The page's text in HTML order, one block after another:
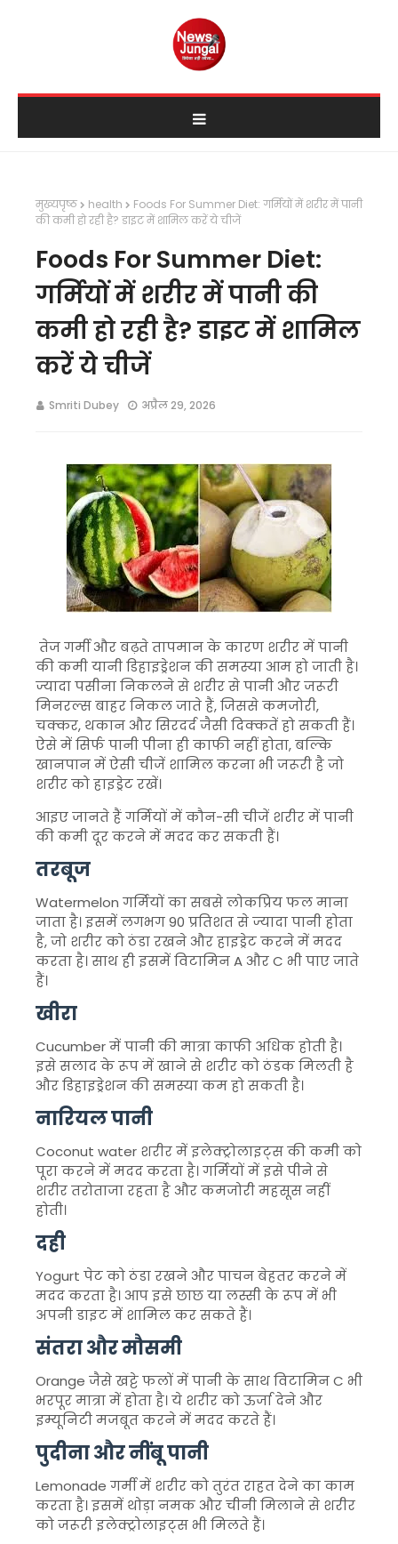
मुख्यपृष्ठ health
Foods For Summer Diet: गर्मियों में शरीर में पानी
की कमी हो रही है? डाइट में शामिल करें ये चीजें
Foods For Summer Diet:
गर्मियों में शरीर में पानी की
कमी हो रही है? डाइट में शामिल
करें ये चीजें
Smriti Dubey अप्रैल 29, 2026
तेज गर्मी और बढ़ते तापमान के कारण शरीर में पानी
की कमी यानी डिहाइड्रेशन की समस्या आम हो जाती है।
ज्यादा पसीना निकलने से शरीर से पानी और जरूरी
मिनरल्स बाहर निकल जाते हैं, जिससे कमजोरी,
चक्कर, थकान और सिरदर्द जैसी दिक्कतें हो सकती हैं।
ऐसे में सिर्फ पानी पीना ही काफी नहीं होता, बल्कि
खानपान में ऐसी चीजें शामिल करना भी जरूरी है जो
शरीर को हाइड्रेट रखें।
आइए जानते हैं गर्मियों में कौन-सी चीजें शरीर में पानी
की कमी दूर करने में मदद कर सकती हैं।
तरबूज
Watermelon गर्मियों का सबसे लोकप्रिय फल माना
जाता है। इसमें लगभग 90 प्रतिशत से ज्यादा पानी होता
है, जो शरीर को ठंडा रखने और हाइड्रेट करने में मदद
करता है। साथ ही इसमें विटामिन A और C भी पाए जाते
हैं।
खीरा
Cucumberमें पानी की मात्रा काफी अधिक होती है।
इसे सलाद के रूप में खाने से शरीर को ठंडक मिलती है
और डिहाइड्रेशन की समस्या कम हो सकती है।
नारियल पानी
Coconut water शरीर में इलेक्ट्रोलाइट्स की कमी को
पूरा करने में मदद करता है। गर्मियों में इसे पीने से
शरीर तरोताजा रहता है और कमजोरी महसूस नहीं
होती।
दही
Yogurt पेट को ठंडा रखने और पाचन बेहतर करने में
मदद करता है। आप इसे छाछ या लस्सी के रूप में भी
अपनी डाइट में शामिल कर सकते हैं।
संतरा और मौसमी
Orange जैसे खट्टे फलों में पानी के साथ विटामिन C भी
भरपूर मात्रा में होता है। ये शरीर को ऊर्जा देने और
इम्यूनिटी मजबूत करने में मदद करते हैं।
पुदीना और नींबू पानी
Lemonade गर्मी में शरीर को तुरंत राहत देने का काम
करता है। इसमें थोड़ा नमक और चीनी मिलाने से शरीर
को जरूरी इलेक्ट्रोलाइट्स भी मिलते हैं।